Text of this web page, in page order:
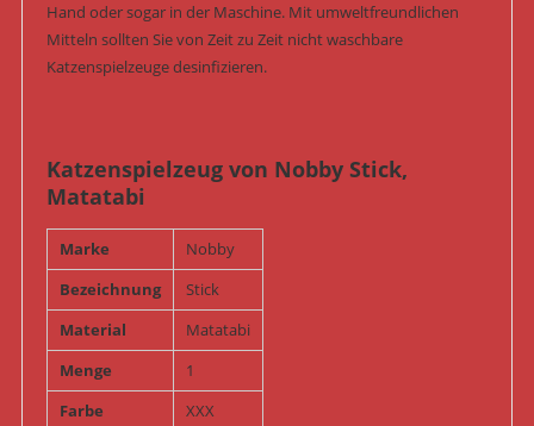
Hand oder sogar in der Maschine. Mit umweltfreundlichen
Mitteln sollten Sie von Zeit zu Zeit nicht waschbare
Katzenspielzeuge desinfizieren.
Katzenspielzeug von Nobby Stick,
Matatabi
Marke
Nobby
Bezeichnung
Stick
Material
Matatabi
Menge
1
Farbe
XXX